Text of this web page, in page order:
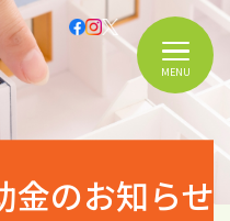
MENU
金のお知らせ